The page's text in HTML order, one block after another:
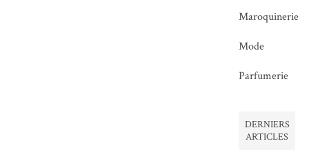
Maroquinerie
Mode
Parfumerie
DERNIERS
ARTICLES